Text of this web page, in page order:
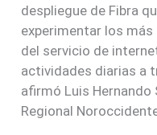
despliegue de Fibra
experimentar los
del servicio de
actividades diarias a
afirmó Luis Hernando
Regional